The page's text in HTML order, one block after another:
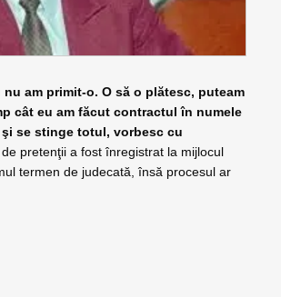
am primit-o. O să o plătesc, puteam
cât eu am făcut contractul în numele
se stinge totul, vorbesc cu
pretenţii a fost înregistrat la mijlocul
termen de judecată, însă procesul ar